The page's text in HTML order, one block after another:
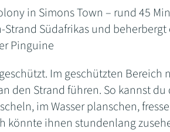
in Simons Town – rund 45
Südafrikas und
Pinguine
Im geschützten Bereich
den Strand führen. So kannst
im Wasser planschen,
könnte ihnen stundenlang